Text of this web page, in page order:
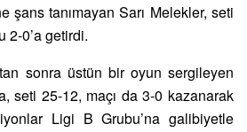
şans tanımayan Sarı Melekler, seti
2-0’a getirdi.
sonra üstün bir oyun sergileyen
seti 25-12, maçı da 3-0 kazanarak
Ligi B Grubu’na galibiyetle